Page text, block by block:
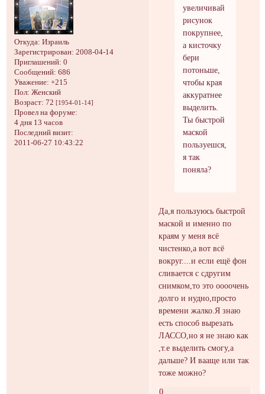
Откуда: Израиль
Зарегистрирован: 2008-04-14
Приглашений: 0
Сообщений: 686
Уважение: +215
Пол: Женский
Возраст: 72 [1954-01-14]
Провел на форуме:
4 дня 13 часов
Последний визит:
2011-06-27 10:43:22
увеличивай
рисунок
покрупнее,
а кисточку
бери
потоньше,
чтобы края
аккуратнее
выделить.
Ты быстрой
маской
пользуешся,
я так
поняла?
Да,я пользуюсь быстрой
маской и именно по
краям у меня всё
чистенко,а вот всё
вокруг....и если ещё фон
сливается с сдругим
снимком,то это оооочень
долго и нудно,просто
времени жалко.Я знаю
есть способ вырезать
ЛАССО,но я не знаю как
,т.е выделить смогу,а
дальше? И вааще или так
тоже можно?
0